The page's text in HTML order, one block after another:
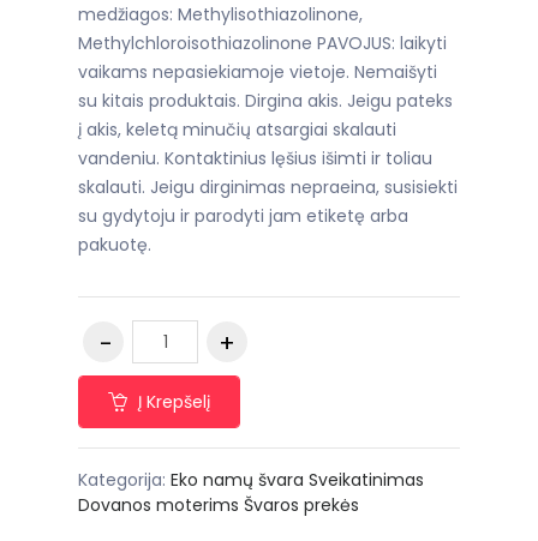
medžiagos: Methylisothiazolinone,
Methylchloroisothiazolinone PAVOJUS: laikyti
vaikams nepasiekiamoje vietoje. Nemaišyti
su kitais produktais. Dirgina akis. Jeigu pateks
į akis, keletą minučių atsargiai skalauti
vandeniu. Kontaktinius lęšius išimti ir toliau
skalauti. Jeigu dirginimas nepraeina, susisiekti
su gydytoju ir parodyti jam etiketę arba
pakuotę.
Į Krepšelį
Kategorija: Eko namų švara Sveikatinimas
Dovanos moterims Švaros prekės